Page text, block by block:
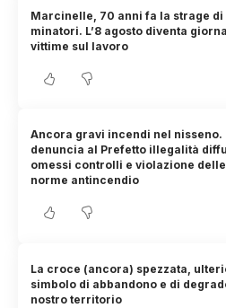
Marcinelle, 70 anni fa la strage di
minatori. L’8 agosto diventa
vittime sul lavoro
Ancora gravi incendi nel nisseno.
denuncia al Prefetto illegalità
omessi controlli e violazione delle
norme antincendio
La croce (ancora) spezzata,
simbolo di abbandono e di
nostro territorio